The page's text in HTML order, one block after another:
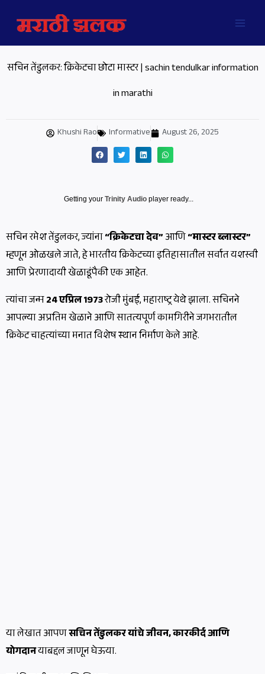
content
सचिन तेंडुलकर: क्रिकेटचा छोटा मास्टर | sachin tendulkar information
in marathi
Khushi Rao Informative August 26, 2025
Getting yourTrinity Audio player ready...
सचिन रमेश तेंडुलकर, ज्यांना“क्रिकेटचा देव”आणि“मास्टर ब्लास्टर”
म्हणून ओळखले जाते, हे भारतीय क्रिकेटच्या इतिहासातील सर्वात यशस्वी
आणि प्रेरणादायी खेळाडूंपैकी एक आहेत.
त्यांचा जन्म24 एप्रिल 1973रोजी मुंबई, महाराष्ट्र येथे झाला. सचिनने
आपल्या अप्रतिम खेळाने आणि सातत्यपूर्ण कामगिरीने जगभरातील
क्रिकेट चाहत्यांच्या मनात विशेष स्थान निर्माण केले आहे.
या लेखात आपणसचिन तेंडुलकर यांचे जीवन, कारकीर्द आणि
योगदानयाबद्दल जाणून घेऊया.